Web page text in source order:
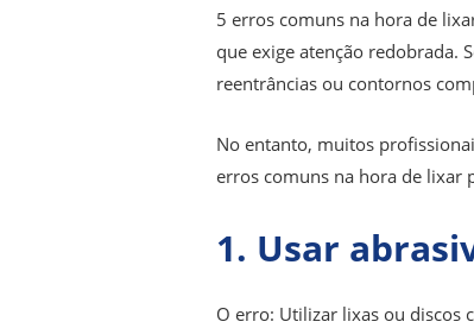
5 erros comuns na hora de
que exige atenção redobrada.
reentrâncias ou contornos
No entanto, muitos
erros comuns na hora de lixar
1. Usar
O erro: Utilizar lixas ou discos